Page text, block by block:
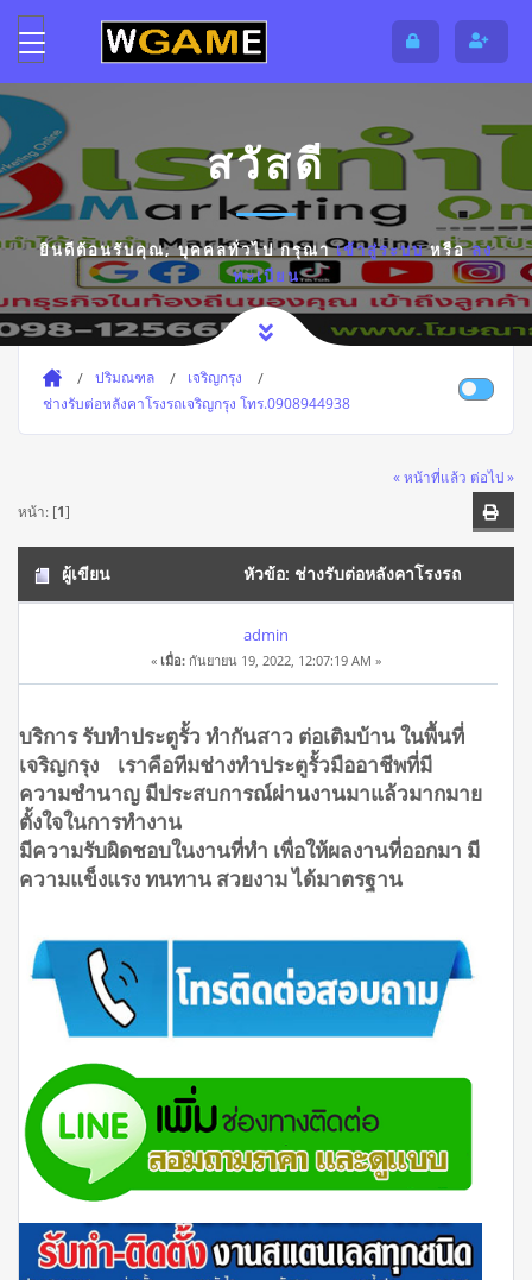
สวัสดี
ยินดีต้อนรับคุณ,บุคคลทั่วไปกรุณาเข้าสู่ระบบหรือลง
ทะเบียน
ปริมณฑล
เจริญกรุง
ช่างรับต่อหลังคาโรงรถเจริญกรุง โทร.0908944938
« หน้าที่แล้ว ต่อไป »
หน้า: [1]
ผู้เขียน หัวข้อ: ช่างรับต่อหลังคาโรงรถ
เจริญกรุง โทร.0908944938 (อ่าน 17955 ครั้ง)
admin
« เมื่อ: กันยายน 19, 2022, 12:07:19 AM »
บริการ รับทำประตูรั้ว ทำกันสาว ต่อเติมบ้าน ในพื้นที่
เจริญกรุง เราคือทีมช่างทำประตูรั้วมืออาชีพที่มี
ความชำนาญ มีประสบการณ์ผ่านงานมาแล้วมากมาย
ตั้งใจในการทำงาน
มีความรับผิดชอบในงานที่ทำ เพื่อให้ผลงานที่ออกมา มี
ความแข็งแรง ทนทาน สวยงาม ได้มาตรฐาน